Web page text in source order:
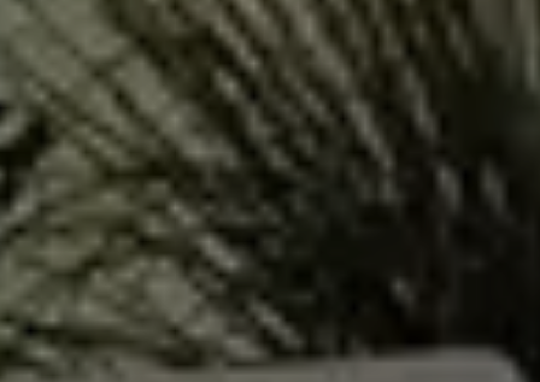
MAGAZINE
КОНТАКТЫ
MATCH APP
ПОИСК